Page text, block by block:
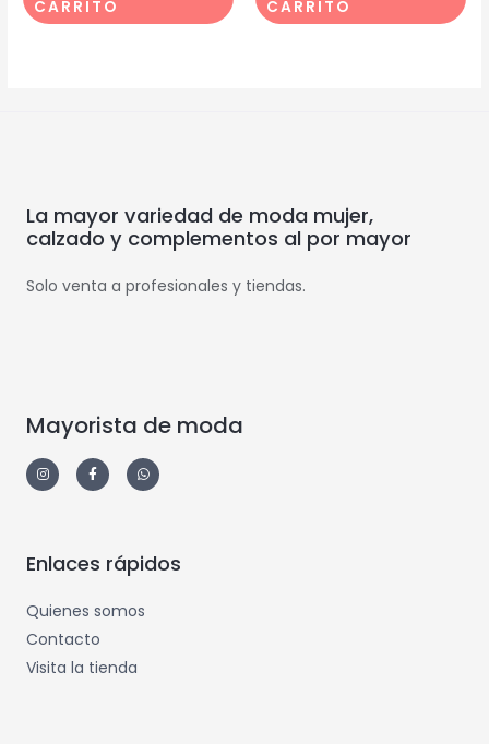
CARRITO
CARRITO
La mayor variedad de moda mujer,
calzado y complementos al por mayor
Solo venta a profesionales y tiendas.
Mayorista de moda
Enlaces rápidos
Quienes somos
Contacto
Visita la tienda